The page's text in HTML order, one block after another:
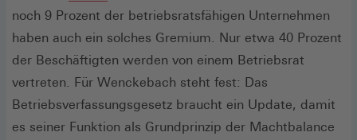
noch 9 Prozent der betriebsratsfähigen Unternehmen
haben auch ein solches Gremium. Nur etwa 40 Prozent
der Beschäftigten werden von einem Betriebsrat
vertreten. Für Wenckebach steht fest: Das
Betriebsverfassungsgesetz braucht ein Update, damit
es seiner Funktion als Grundprinzip der Machtbalance